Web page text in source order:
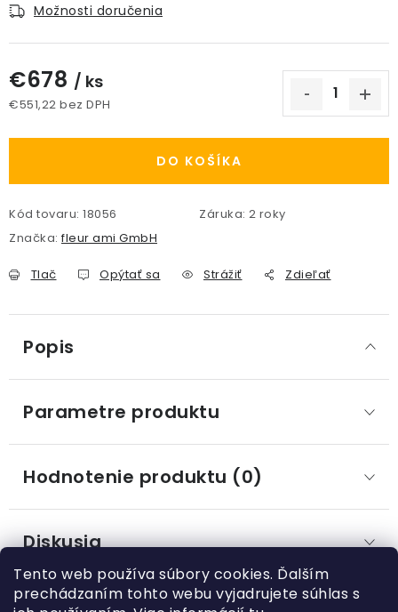
Tento web používa súbory cookies. Ďalším
prechádzaním tohto webu vyjadrujete súhlas s
Obchodné podmienky
Spôsoby platby
Kontakt / Právne údaje
Možnosti doručenia
€678 / ks
€551,22 bez DPH
DO KOŠÍKA
Kód tovaru: 18056 Záruka: 2 roky
Značka:fleur ami GmbH
Tlač Opýtať sa Strážiť Zdieľať
Popis
Parametre produktu
Hodnotenie produktu (0)
Diskusia